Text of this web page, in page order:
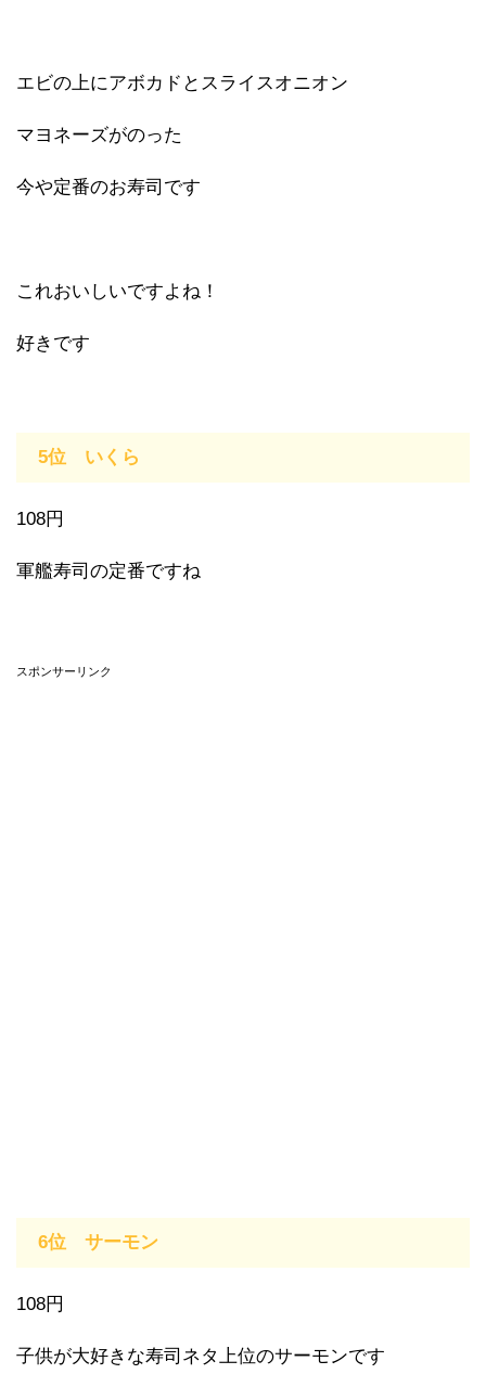
エビの上にアボカドとスライスオニオン
マヨネーズがのった
今や定番のお寿司です
これおいしいですよね！
好きです
5位 いくら
108円
軍艦寿司の定番ですね
スポンサーリンク
6位 サーモン
108円
子供が大好きな寿司ネタ上位のサーモンです